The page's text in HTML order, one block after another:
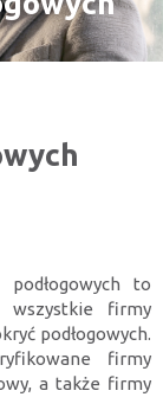
to
wszystkie firmy
podłogowych.
firmy
a także firmy